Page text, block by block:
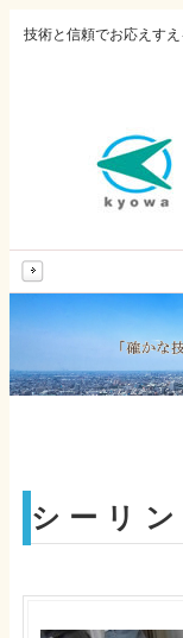
技術と信頼でお応えす
シーリ